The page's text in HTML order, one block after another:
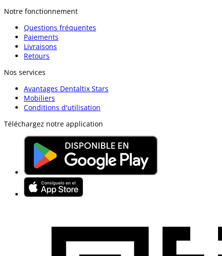
Notre fonctionnement
Questions fréquentes
Paiements
Livraisons
Retours
Nos services
Avantages Dentaltix Stars
Mobiliers
Conditions d'utilisation
Téléchargez notre application